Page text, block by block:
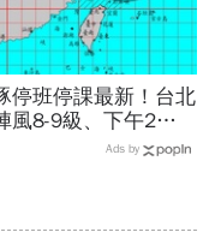
停班停課最新！台北
風8-9級、下午2點
…風雨比巴威還大，
Ads by